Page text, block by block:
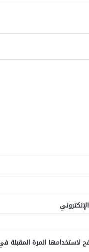
لاستخدامها المرة المقبلة